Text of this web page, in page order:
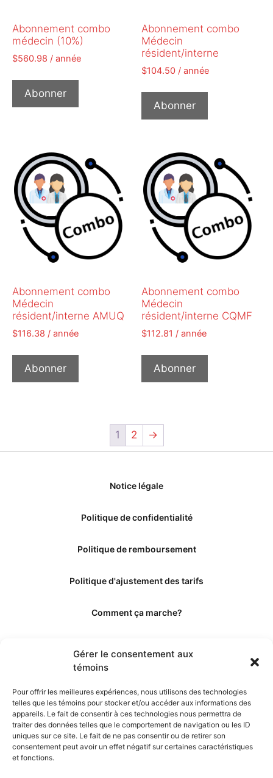
Gérer le consentement aux
témoins
Pour offrir les meilleures expériences, nous utilisons des technologies
telles que les témoins pour stocker et/ou accéder aux informations des
appareils. Le fait de consentir à ces technologies nous permettra de
traiter des données telles que le comportement de navigation ou les ID
uniques sur ce site. Le fait de ne pas consentir ou de retirer son
consentement peut avoir un effet négatif sur certaines caractéristiques
et fonctions.
Abonnement combo
médecin (10%)
$560.98 / année
Abonner
Abonnement combo
Médecin
résident/interne
$104.50 / année
Abonner
Abonnement combo
Médecin
résident/interne AMUQ
$116.38 / année
Abonner
Abonnement combo
Médecin
résident/interne CQMF
$112.81 / année
Abonner
1 2 →
Notice légale
Politique de confidentialité
Politique de remboursement
Politique d'ajustement des tarifs
Comment ça marche?
Les éditeurs
Les experts et collaborateurs